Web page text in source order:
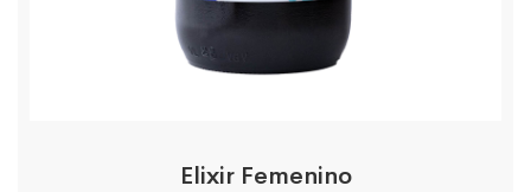
Elixir Femenino